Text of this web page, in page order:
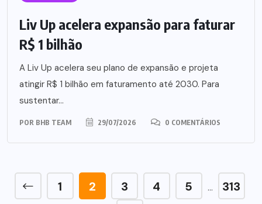
Liv Up acelera expansão para faturar
R$ 1 bilhão
A Liv Up acelera seu plano de expansão e projeta
atingir R$ 1 bilhão em faturamento até 2030. Para
sustentar...
POR BHB TEAM 29/07/2026 0 COMENTÁRIOS
1 2 3 4 5 … 313